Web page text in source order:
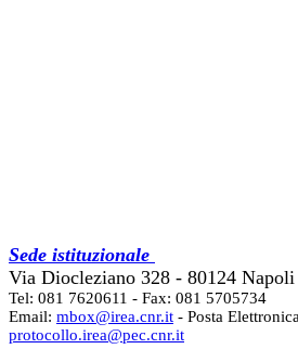
Sede istituzionale
Via Diocleziano 328 - 80124 Napoli
Tel: 081 7620611 - Fax: 081 5705734
Email: mbox@irea.cnr.it - Posta
protocollo.irea@pec.cnr.it